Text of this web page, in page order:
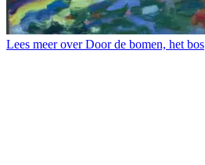
Lees meer over Door de bomen, het bos